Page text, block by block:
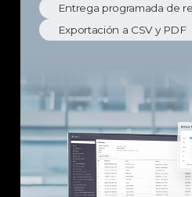
Entrega programada de
Exportación a CSV y PDF